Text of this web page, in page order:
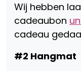
Wij hebben
cadeaubon
cadeau
#2 Hangmat